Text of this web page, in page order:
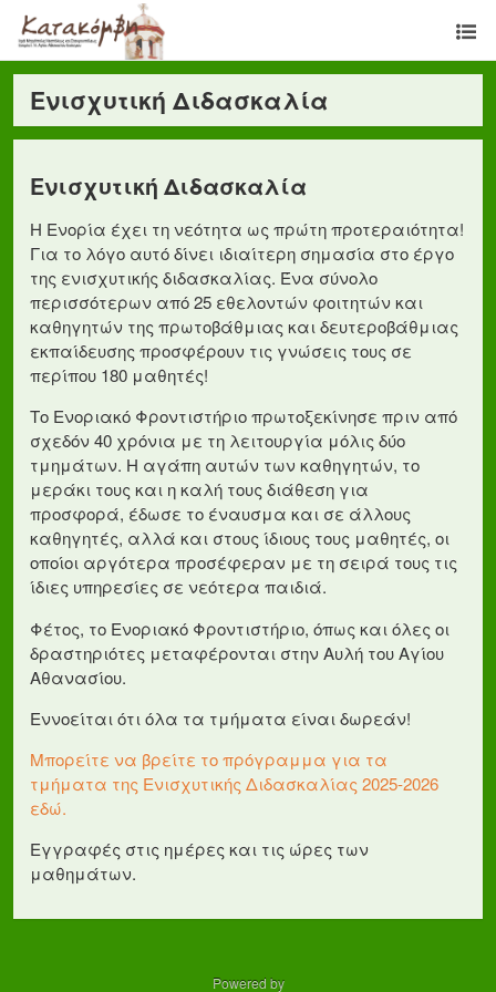
Ενισχυτική Διδασκαλία
Ενισχυτική Διδασκαλία
Η Ενορία έχει τη νεότητα ως πρώτη προτεραιότητα!
Για το λόγο αυτό δίνει ιδιαίτερη σημασία στο έργο
της ενισχυτικής διδασκαλίας. Ένα σύνολο
περισσότερων από 25 εθελοντών φοιτητών και
καθηγητών της πρωτοβάθμιας και δευτεροβάθμιας
εκπαίδευσης προσφέρουν τις γνώσεις τους σε
περίπου 180 μαθητές!
Το Ενοριακό Φροντιστήριο πρωτοξεκίνησε πριν από
σχεδόν 40 χρόνια με τη λειτουργία μόλις δύο
τμημάτων. Η αγάπη αυτών των καθηγητών, το
μεράκι τους και η καλή τους διάθεση για
προσφορά, έδωσε το έναυσμα και σε άλλους
καθηγητές, αλλά και στους ίδιους τους μαθητές, οι
οποίοι αργότερα προσέφεραν με τη σειρά τους τις
ίδιες υπηρεσίες σε νεότερα παιδιά.
Φέτος, το Ενοριακό Φροντιστήριο, όπως και όλες οι
δραστηριότες μεταφέρονται στην Αυλή του Αγίου
Αθανασίου.
Εννοείται ότι όλα τα τμήματα είναι δωρεάν!
Μπορείτε να βρείτε το πρόγραμμα για τα
τμήματα της Ενισχυτικής Διδασκαλίας 2025-2026
εδώ.
Εγγραφές στις ημέρες και τις ώρες των
μαθημάτων.
Powered by